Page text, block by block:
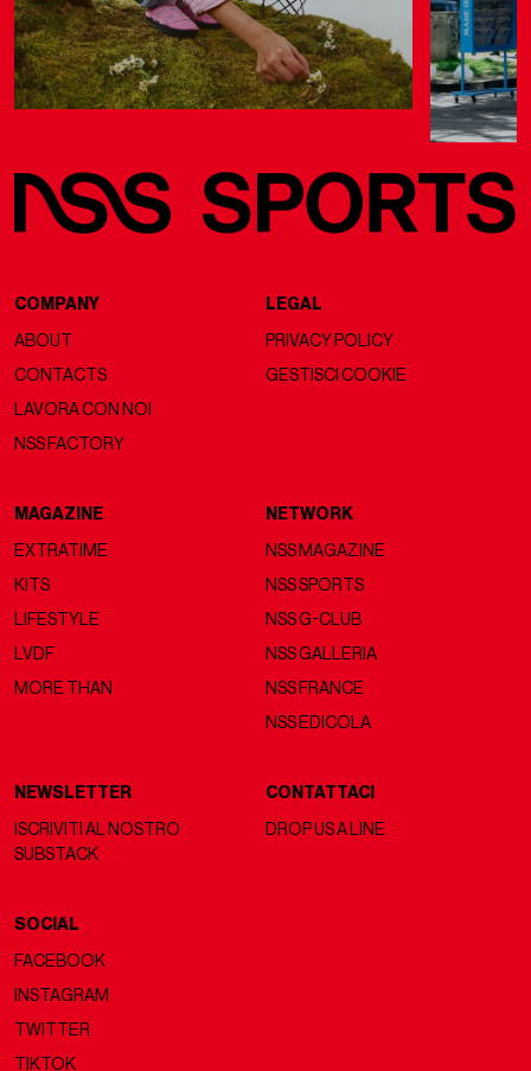
COMPANY
ABOUT
CONTACTS
LAVORA CON NOI
NSS FACTORY
LEGAL
PRIVACY POLICY
GESTISCI COOKIE
MAGAZINE
EXTRATIME
KITS
LIFESTYLE
LVDF
MORE THAN
NETWORK
NSS MAGAZINE
NSS SPORTS
NSS G-CLUB
NSS GALLERIA
NSS FRANCE
NSS EDICOLA
NEWSLETTER
ISCRIVITI AL NOSTRO
SUBSTACK
CONTATTACI
DROP US A LINE
SOCIAL
FACEBOOK
INSTAGRAM
TWITTER
TIKTOK